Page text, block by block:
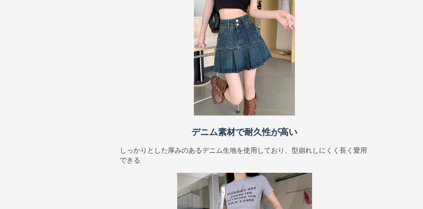
デニム素材で耐久性が高い
しっかりとした厚みのあるデニム生地を使用しており、型崩れしにくく長く愛用
できる